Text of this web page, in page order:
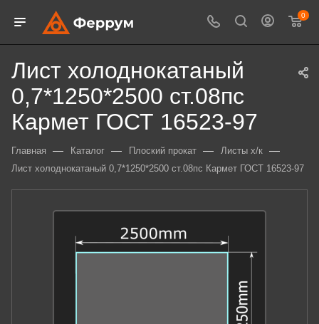
0
Лист холоднокатаный
0,7*1250*2500 ст.08пс
Кармет ГОСТ 16523-97
Главная — Каталог — Плоский прокат — Листы х/к —
Лист холоднокатаный 0,7*1250*2500 ст.08пс Кармет ГОСТ 16523-97